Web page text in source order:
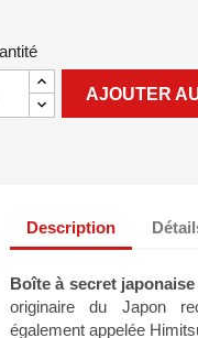
AJOUTER
Description
Boîte à secret
originaire du Japon
également appelée